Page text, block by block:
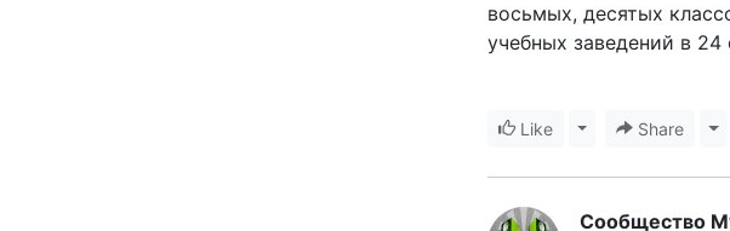
восьмых, десятых
учебных заведений в 24
Like Toggle Dropdown
Share
Сообщество